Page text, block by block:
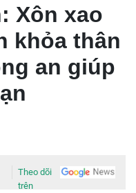
Xôn xao
khỏa thân
an giúp
Theo dõi
trên